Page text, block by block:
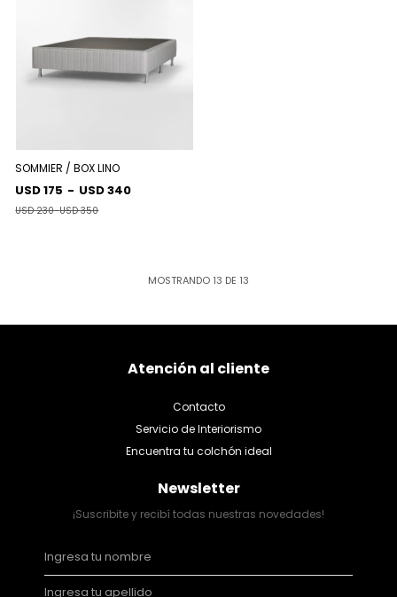
SOMMIER / BOX LINO
USD 175 - USD 340
USD 230-USD 350
MOSTRANDO 13 DE 13
Atención al cliente
Contacto
Servicio de Interiorismo
Encuentra tu colchón ideal
Newsletter
¡Suscribite y recibí todas nuestras novedades!